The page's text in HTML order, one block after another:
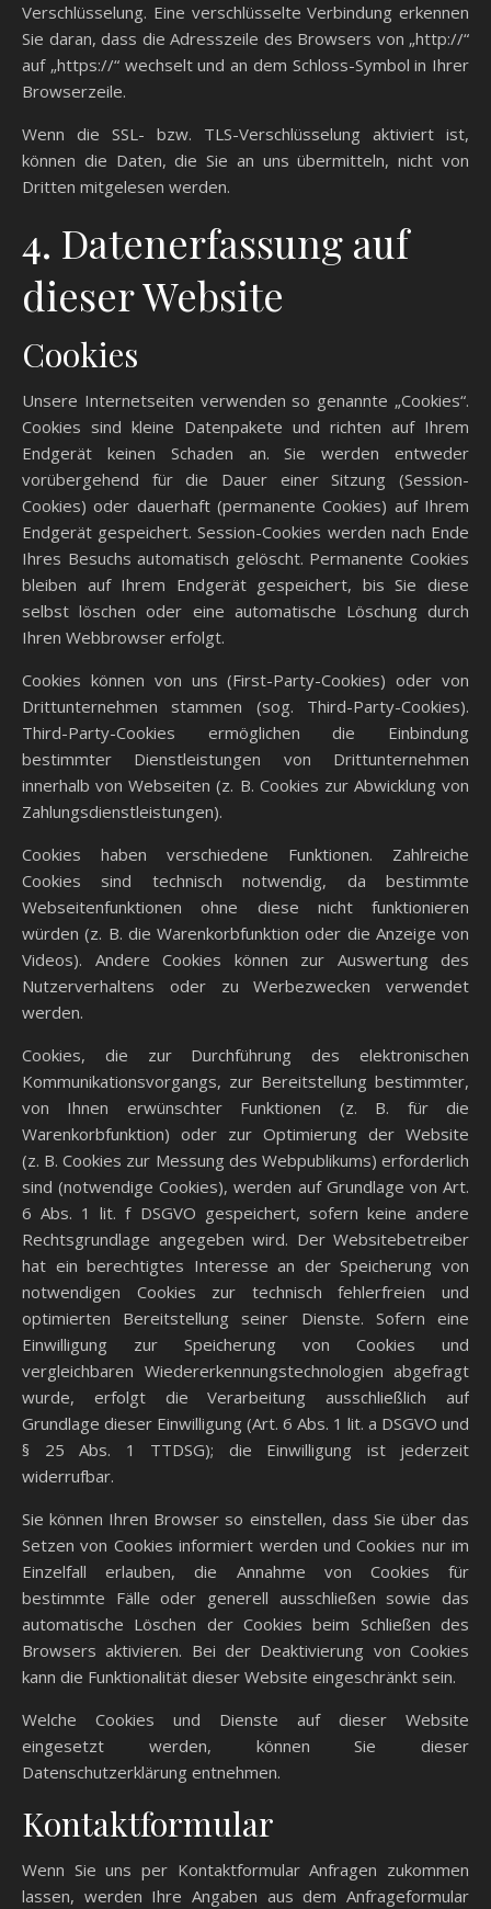
Verschlüsselung. Eine verschlüsselte Verbindung erkennen
Sie daran, dass die Adresszeile des Browsers von „http://“
auf „https://“ wechselt und an dem Schloss-Symbol in Ihrer
Browserzeile.
Wenn die SSL- bzw. TLS-Verschlüsselung aktiviert ist,
können die Daten, die Sie an uns übermitteln, nicht von
Dritten mitgelesen werden.
4. Datenerfassung auf
dieser Website
Cookies
Unsere Internetseiten verwenden so genannte „Cookies“.
Cookies sind kleine Datenpakete und richten auf Ihrem
Endgerät keinen Schaden an. Sie werden entweder
vorübergehend für die Dauer einer Sitzung (Session-
Cookies) oder dauerhaft (permanente Cookies) auf Ihrem
Endgerät gespeichert. Session-Cookies werden nach Ende
Ihres Besuchs automatisch gelöscht. Permanente Cookies
bleiben auf Ihrem Endgerät gespeichert, bis Sie diese
selbst löschen oder eine automatische Löschung durch
Ihren Webbrowser erfolgt.
Cookies können von uns (First-Party-Cookies) oder von
Drittunternehmen stammen (sog. Third-Party-Cookies).
Third-Party-Cookies ermöglichen die Einbindung
bestimmter Dienstleistungen von Drittunternehmen
innerhalb von Webseiten (z. B. Cookies zur Abwicklung von
Zahlungsdienstleistungen).
Cookies haben verschiedene Funktionen. Zahlreiche
Cookies sind technisch notwendig, da bestimmte
Webseitenfunktionen ohne diese nicht funktionieren
würden (z. B. die Warenkorbfunktion oder die Anzeige von
Videos). Andere Cookies können zur Auswertung des
Nutzerverhaltens oder zu Werbezwecken verwendet
werden.
Cookies, die zur Durchführung des elektronischen
Kommunikationsvorgangs, zur Bereitstellung bestimmter,
von Ihnen erwünschter Funktionen (z. B. für die
Warenkorbfunktion) oder zur Optimierung der Website
(z. B. Cookies zur Messung des Webpublikums) erforderlich
sind (notwendige Cookies), werden auf Grundlage von Art.
6 Abs. 1 lit. f DSGVO gespeichert, sofern keine andere
Rechtsgrundlage angegeben wird. Der Websitebetreiber
hat ein berechtigtes Interesse an der Speicherung von
notwendigen Cookies zur technisch fehlerfreien und
optimierten Bereitstellung seiner Dienste. Sofern eine
Einwilligung zur Speicherung von Cookies und
vergleichbaren Wiedererkennungstechnologien abgefragt
wurde, erfolgt die Verarbeitung ausschließlich auf
Grundlage dieser Einwilligung (Art. 6 Abs. 1 lit. a DSGVO und
§ 25 Abs. 1 TTDSG); die Einwilligung ist jederzeit
widerrufbar.
Sie können Ihren Browser so einstellen, dass Sie über das
Setzen von Cookies informiert werden und Cookies nur im
Einzelfall erlauben, die Annahme von Cookies für
bestimmte Fälle oder generell ausschließen sowie das
automatische Löschen der Cookies beim Schließen des
Browsers aktivieren. Bei der Deaktivierung von Cookies
kann die Funktionalität dieser Website eingeschränkt sein.
Welche Cookies und Dienste auf dieser Website
eingesetzt werden, können Sie dieser
Datenschutzerklärung entnehmen.
Kontaktformular
Wenn Sie uns per Kontaktformular Anfragen zukommen
lassen, werden Ihre Angaben aus dem Anfrageformular